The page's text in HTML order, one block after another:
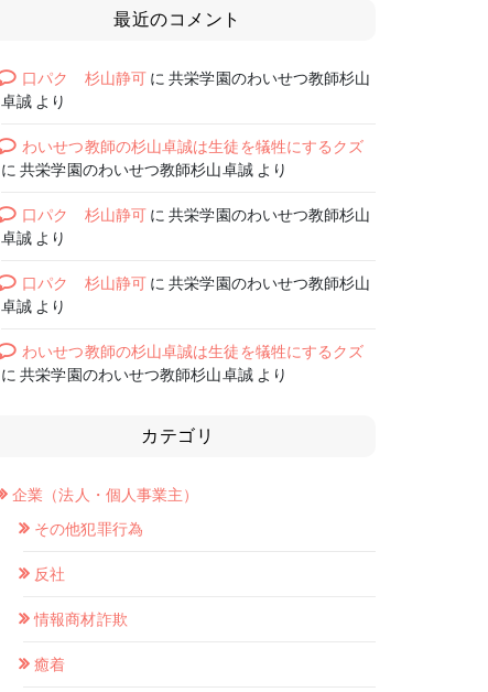
最近のコメント
口パク 杉山静可に共栄学園のわいせつ教師杉山
卓誠 より
わいせつ教師の杉山卓誠は生徒を犠牲にするクズ
に共栄学園のわいせつ教師杉山卓誠より
口パク 杉山静可に共栄学園のわいせつ教師杉山
卓誠 より
口パク 杉山静可に共栄学園のわいせつ教師杉山
卓誠 より
わいせつ教師の杉山卓誠は生徒を犠牲にするクズ
に共栄学園のわいせつ教師杉山卓誠より
カテゴリ
企業（法人・個人事業主）
その他犯罪行為
反社
情報商材詐欺
癒着